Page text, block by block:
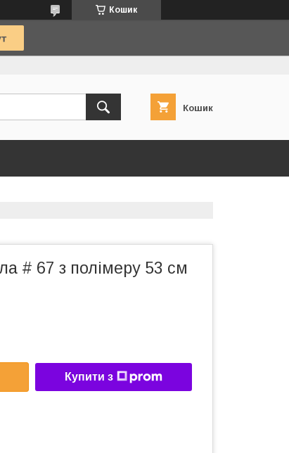
Кошик
Кошик
# 67 з полімеру 53 см
Купити з